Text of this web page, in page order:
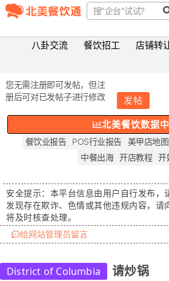
八卦交流 餐饮招工 店铺转
您无需注册即可发帖，但注
册后可对已发帖子进行修改
发帖
北美餐饮数据
餐饮业报告 POS行业报告 美甲店地图
中餐出海 开店教程 开
安全提示： 本平台信息由用户自行发布，
发现存在欺诈、色情或其他违规内容，请
将及时核查处理。
给网站管理员留言
District of Columbia 请炒锅